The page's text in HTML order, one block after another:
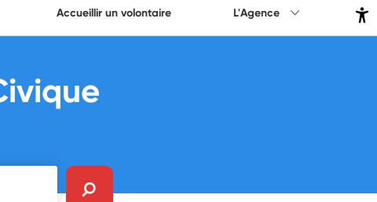
Accueillir un volontaire L'Agence